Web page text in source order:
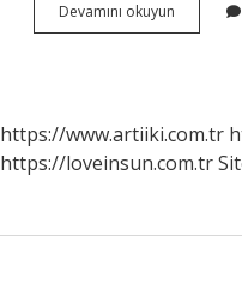
Devamını okuyun
Hastalığı
https://www.artiiki.com.tr
https://loveinsun.com.tr